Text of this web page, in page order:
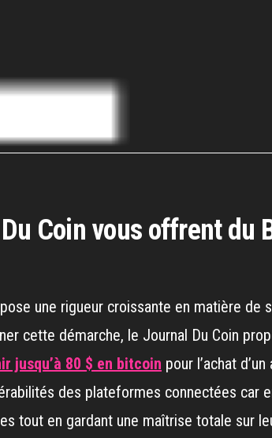
Coin vous offrent du
une rigueur croissante en matière
cette démarche, le Journal Du Coin
jusqu’à 80 $ en bitcoin pour l’achat
des plateformes connectées car
tout en gardant une maîtrise totale sur